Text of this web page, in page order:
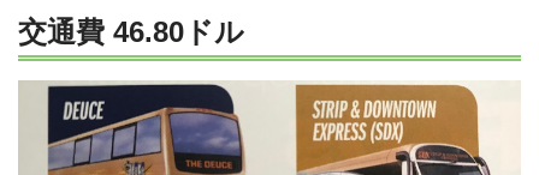
交通費 46.80ドル